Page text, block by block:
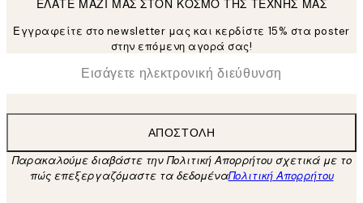
ΕΛΑΤΕ ΜΑΖΙ ΜΑΣ ΣΤΟΝ ΚΟΣΜΟ ΤΗΣ ΤΕΧΝΗΣ ΜΑΣ
Εγγραφείτε στο newsletter μας και κερδίστε 15% στα poster
στην επόμενη αγορά σας!
Ηλεκτρονική Διεύθυνση
ΑΠΟΣΤΟΛΉ
Παρακαλούμε διαβάστε την Πολιτική Απορρήτου σχετικά με το
πώς επεξεργαζόμαστε τα δεδομέναΠολιτική Απορρήτου